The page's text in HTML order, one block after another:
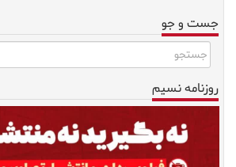
جست و جو
روزنامه نسیم